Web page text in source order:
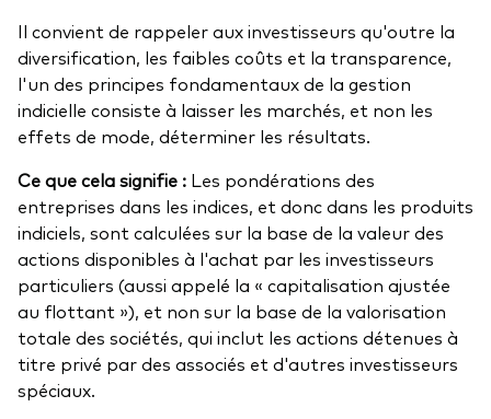
Il convient de rappeler aux investisseurs qu'outre la
diversification, les faibles coûts et la transparence,
l'un des principes fondamentaux de la gestion
indicielle consiste à laisser les marchés, et non les
effets de mode, déterminer les résultats.
Ce que cela signifie : Les pondérations des
entreprises dans les indices, et donc dans les produits
indiciels, sont calculées sur la base de la valeur des
actions disponibles à l'achat par les investisseurs
particuliers (aussi appelé la « capitalisation ajustée
au flottant »), et non sur la base de la valorisation
totale des sociétés, qui inclut les actions détenues à
titre privé par des associés et d'autres investisseurs
spéciaux.